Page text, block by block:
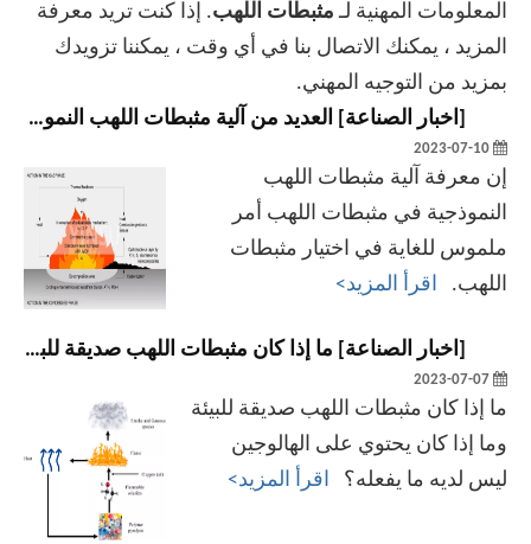
المعلومات المهنية لـ مثبطات اللهب. إذا كنت تريد معرفة
المزيد ، يمكنك الاتصال بنا في أي وقت ، يمكننا تزويدك
بمزيد من التوجيه المهني.
اخبار الصناعة العديد من آلية مثبطات اللهب النموذجية في مثبطات اللهب
2023-07-10
إن معرفة آلية مثبطات اللهب
النموذجية في مثبطات اللهب أمر
ملموس للغاية في اختيار مثبطات
اللهب. اقرأ المزيد>
اخبار الصناعة ما إذا كان مثبطات اللهب صديقة للبيئة وما إذا كان يحتوي على الهالوجين ليس لديه ما يفعله؟
2023-07-07
ما إذا كان مثبطات اللهب صديقة للبيئة
وما إذا كان يحتوي على الهالوجين
ليس لديه ما يفعله؟ اقرأ المزيد>